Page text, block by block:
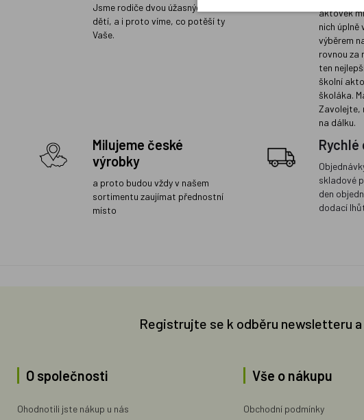
Jsme rodiče dvou úžasných
dětí, a i proto víme, co potěší ty
Vaše.
aktovek
nich úplně
výběrem
rovnou za
ten
školní
školáka.
Zavolejte,
na dálku.
Milujeme české
výrobky
a proto budou vždy v našem
sortimentu zaujímat přednostní
místo
Rychlé
skladové
den
dodací
Registrujte se k odběru newsletteru a
O společnosti
Ohodnotili jste nákup u nás
Vše o nákupu
Obchodní podmínky